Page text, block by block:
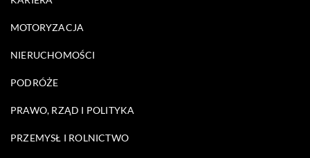
MOTORYZACJA
NIERUCHOMOŚCI
PODRÓŻE
PRAWO, RZĄD I POLITYKA
PRZEMYSŁ I ROLNICTWO